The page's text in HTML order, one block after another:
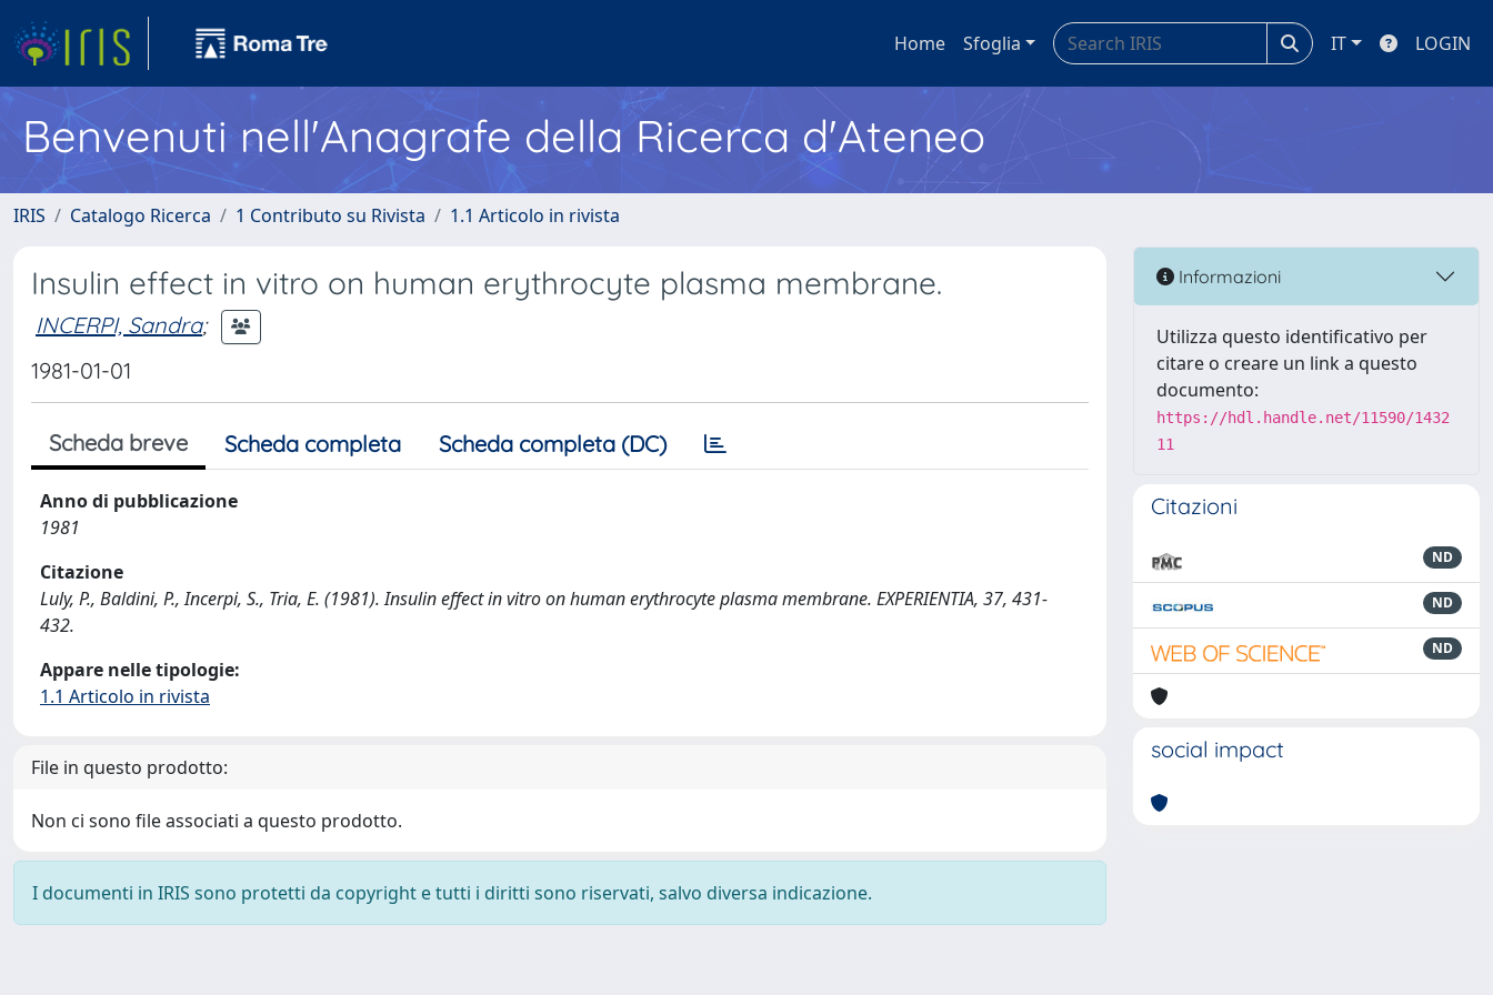
Home Sfoglia IT LOGIN
Benvenuti nell'Anagrafe della Ricerca d'Ateneo
IRIS Catalogo Ricerca 1 Contributo su Rivista 1.1 Articolo in rivista
Insulin effect in vitro on human erythrocyte plasma membrane.
INCERPI, Sandra;
1981-01-01
Scheda breve Scheda completa Scheda completa (DC)
Anno di pubblicazione
1981
Citazione
Luly, P., Baldini, P., Incerpi, S., Tria, E. (1981). Insulin effect in vitro on human erythrocyte plasma membrane. EXPERIENTIA, 37, 431-
432.
Appare nelle tipologie:
1.1 Articolo in rivista
File in questo prodotto:
Non ci sono file associati a questo prodotto.
I documenti in IRIS sono protetti da copyright e tutti i diritti sono riservati, salvo diversa indicazione.
Informazioni
Utilizza questo identificativo per
citare o creare un link a questo
documento:
https://hdl.handle.net/11590/1432
11
Citazioni
ND
ND
ND
social impact